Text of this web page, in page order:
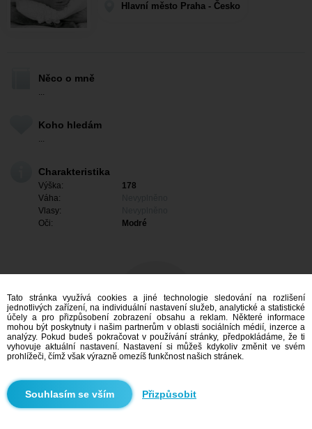
Hlavní město Praha - Česko
Něco o mně
...
Koho hledám
...
Charakteristika
Výška:
178
Váha:
Vlasy:
Oči:
Modré
Mám zájem
Vyhledávání
Tato stránka využívá cookies a jiné technologie sledování na rozlišení
jednotlivých zařízení, na individuální nastavení služeb, analytické a statistické
účely a pro přizpůsobení zobrazení obsahu a reklam. Některé informace
mohou být poskytnuty i našim partnerům v oblasti sociálních médií, inzerce a
analýzy. Pokud budeš pokračovat v používání stránky, předpokládáme, že ti
vyhovuje aktuální nastavení. Nastavení si můžeš kdykoliv změnit ve svém
prohlížeči, čímž však výrazně omezíš funkčnost našich stránek.
Přizpůsobit